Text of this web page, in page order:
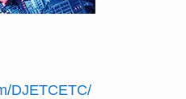
DJETCETC/